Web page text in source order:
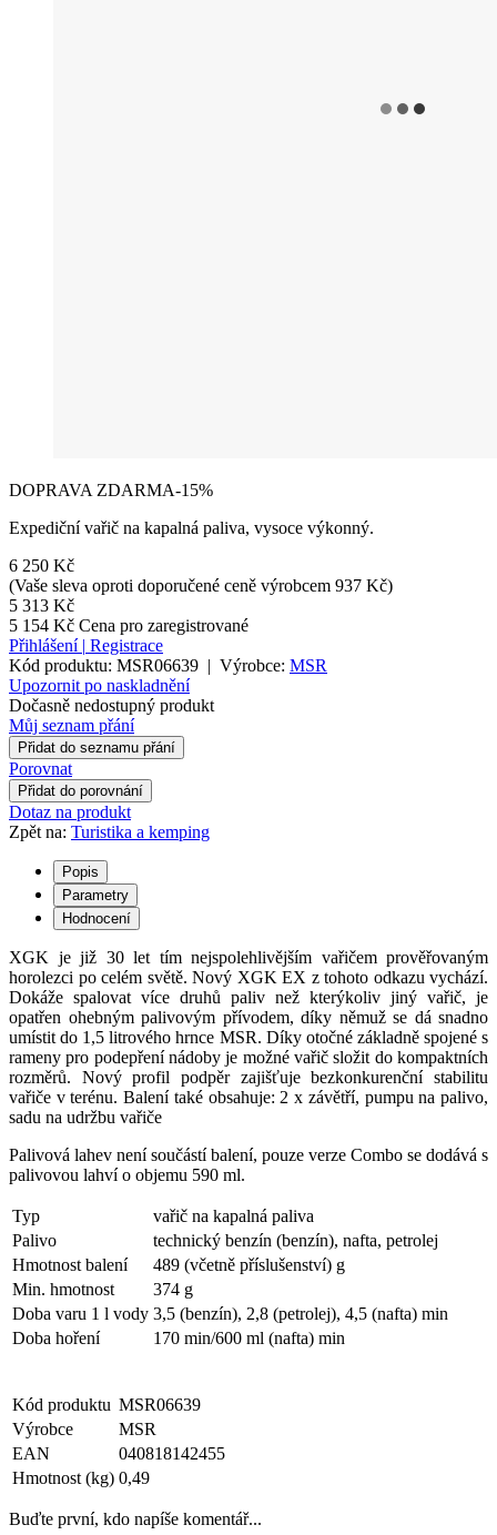
DOPRAVA ZDARMA-15%
Expediční vařič na kapalná paliva, vysoce výkonný.
6 250 Kč
(Vaše sleva oproti doporučené ceně výrobcem 937 Kč)
5 313 Kč
5 154 Kč Cena pro zaregistrované
Přihlášení | Registrace
Kód produktu: MSR06639 | Výrobce: MSR
Upozornit po naskladnění
Dočasně nedostupný produkt
Můj seznam přání
Přidat do seznamu přání
Porovnat
Přidat do porovnání
Dotaz na produkt
Zpět na: Turistika a kemping
Popis
Parametry
Hodnocení
XGK je již 30 let tím nejspolehlivějším vařičem prověřovaným
horolezci po celém světě. Nový XGK EX z tohoto odkazu vychází.
Dokáže spalovat více druhů paliv než kterýkoliv jiný vařič, je
opatřen ohebným palivovým přívodem, díky němuž se dá snadno
umístit do 1,5 litrového hrnce MSR. Díky otočné základně spojené s
rameny pro podepření nádoby je možné vařič složit do kompaktních
rozměrů. Nový profil podpěr zajišťuje bezkonkurenční stabilitu
vařiče v terénu. Balení také obsahuje: 2 x závětří, pumpu na palivo,
sadu na udržbu vařiče
Palivová lahev není součástí balení, pouze verze Combo se dodává s
palivovou lahví o objemu 590 ml.
Typ
vařič na kapalná paliva
Palivo
technický benzín (benzín), nafta, petrolej
Hmotnost balení
489 (včetně příslušenství) g
Min. hmotnost
374 g
Doba varu 1 l vody 3,5 (benzín), 2,8 (petrolej), 4,5 (nafta) min
Doba hoření
170 min/600 ml (nafta) min
Kód produktu MSR06639
Výrobce
MSR
EAN
040818142455
Hmotnost (kg) 0,49
Buďte první, kdo napíše komentář...